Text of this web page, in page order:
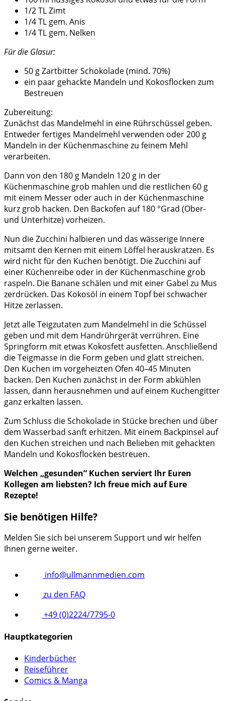
1/2 TL Zimt
1/4 TL gem. Anis
1/4 TL gem. Nelken
Für die Glasur:
50 g Zartbitter Schokolade (mind. 70%)
ein paar gehackte Mandeln und Kokosflocken zum
Bestreuen
Zubereitung:
Zunächst das Mandelmehl in eine Rührschüssel geben.
Entweder fertiges Mandelmehl verwenden oder 200 g
Mandeln in der Küchenmaschine zu feinem Mehl
verarbeiten.
Dann von den 180 g Mandeln 120 g in der
Küchenmaschine grob mahlen und die restlichen 60 g
mit einem Messer oder auch in der Küchenmaschine
kurz grob hacken. Den Backofen auf 180 °Grad (Ober-
und Unterhitze) vorheizen.
Nun die Zucchini halbieren und das wässerige Innere
mitsamt den Kernen mit einem Löffel herauskratzen. Es
wird nicht für den Kuchen benötigt. Die Zucchini auf
einer Küchenreibe oder in der Küchenmaschine grob
raspeln. Die Banane schälen und mit einer Gabel zu Mus
zerdrücken. Das Kokosöl in einem Topf bei schwacher
Hitze zerlassen.
Jetzt alle Teigzutaten zum Mandelmehl in die Schüssel
geben und mit dem Handrührgerät verrühren. Eine
Springform mit etwas Kokosfett ausfetten. Anschließend
die Teigmasse in die Form geben und glatt streichen.
Den Kuchen im vorgeheizten Ofen 40–45 Minuten
backen. Den Kuchen zunächst in der Form abkühlen
lassen, dann herausnehmen und auf einem Kuchengitter
ganz erkalten lassen.
Zum Schluss die Schokolade in Stücke brechen und über
dem Wasserbad sanft erhitzen. Mit einem Backpinsel auf
den Kuchen streichen und nach Belieben mit gehackten
Mandeln und Kokosflocken bestreuen.
Welchen „gesunden“ Kuchen serviert Ihr Euren
Kollegen am liebsten? Ich freue mich auf Eure
Rezepte!
Sie benötigen Hilfe?
Melden Sie sich bei unserem Support und wir helfen
Ihnen gerne weiter.
info@ullmannmedien.com
zu den FAQ
+49 (0)2224/7795-0
Hauptkategorien
Kinderbücher
Reiseführer
Comics & Manga